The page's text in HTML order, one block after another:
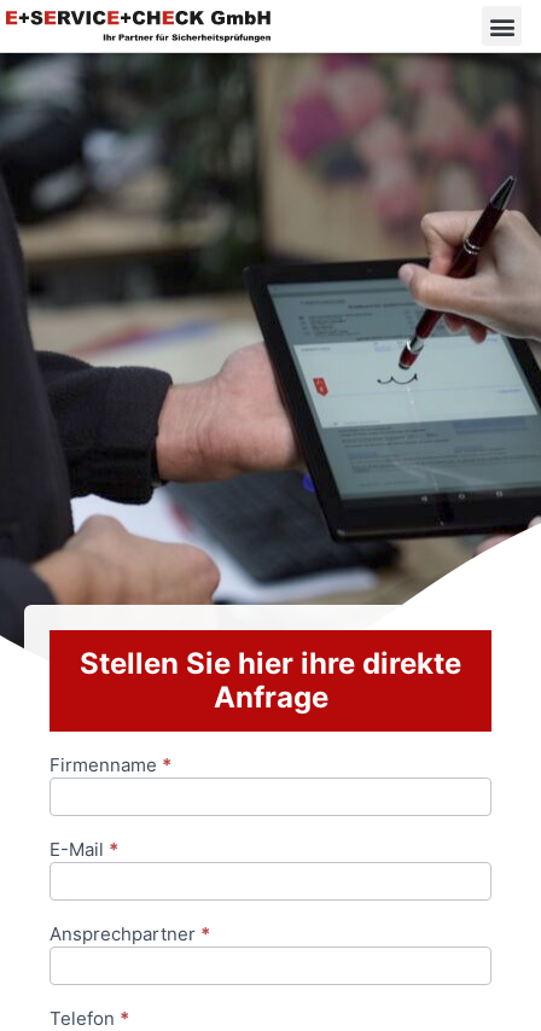
Stellen Sie hier ihre direkte
Anfrage
Anfrageformular
Firmenname *
E-Mail *
Ansprechpartner *
Telefon *